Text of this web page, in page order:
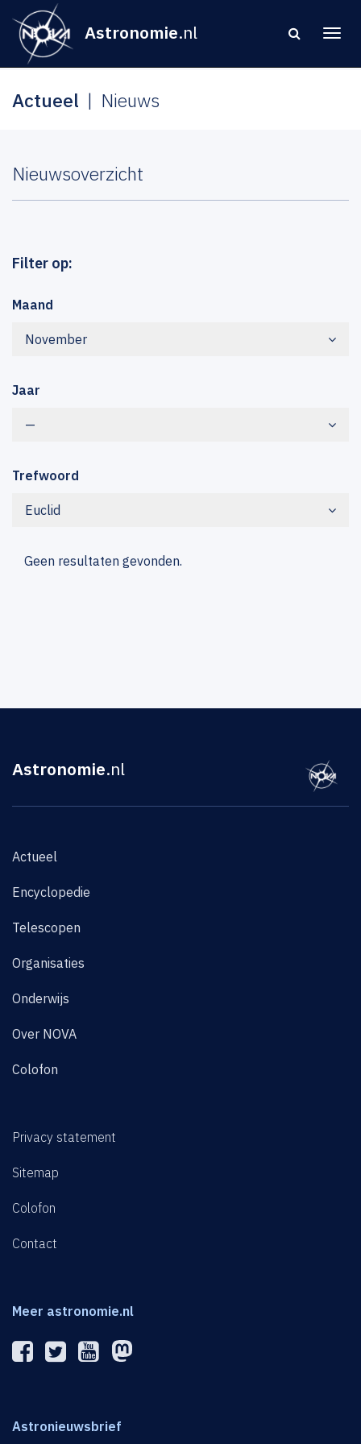
Astronomie.nl
Actueel Nieuws
Nieuwsoverzicht
Filter op:
Maand
November
Jaar
—
Trefwoord
Euclid
Geen resultaten gevonden.
Astronomie.nl
Actueel
Encyclopedie
Telescopen
Organisaties
Onderwijs
Over NOVA
Colofon
Privacy statement
Sitemap
Colofon
Contact
Meer astronomie.nl
Astronieuwsbrief